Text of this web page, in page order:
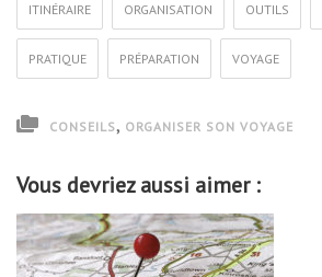
ITINÉRAIRE ORGANISATION OUTILS
PRATIQUE PRÉPARATION VOYAGE
CONSEILS, ORGANISER SON VOYAGE
Vous devriez aussi aimer :